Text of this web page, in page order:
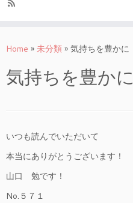
Home » 未分類 » 気持ちを豊かに
気持ちを豊かに
いつも読んでいただいて
本当にありがとうございます！
山口 勉です！
No.５７１